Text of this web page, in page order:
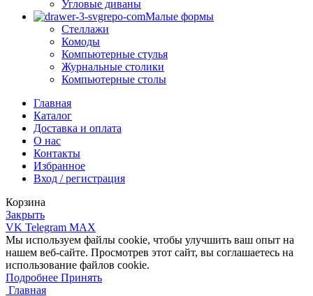
Угловые диваны
Малые формы
Стеллажи
Комоды
Компьютерные стулья
Журнальные столики
Компьютерные столы
Главная
Каталог
Доставка и оплата
О нас
Контакты
Избранное
Вход / регистрация
Корзина
Закрыть
VK Telegram MAX
Мы используем файлы cookie, чтобы улучшить ваш опыт на
нашем веб-сайте. Просмотрев этот сайт, вы соглашаетесь на
использование файлов cookie.
Подробнее Подробнее
Принять
Главная